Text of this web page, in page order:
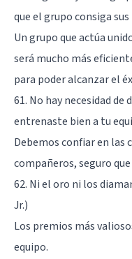
que el grupo consiga
Un grupo que actúa
será mucho más
para poder alcanzar el
61. No hay necesidad de
entrenaste bien a tu
Debemos confiar en las
compañeros, seguro
62. Ni el oro ni los
Jr.)
Los premios más
equipo.